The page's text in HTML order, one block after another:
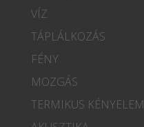
VÍZ
TÁPLÁLKOZÁS
FÉNY
MOZGÁS
TERMIKUS KÉNYELEM